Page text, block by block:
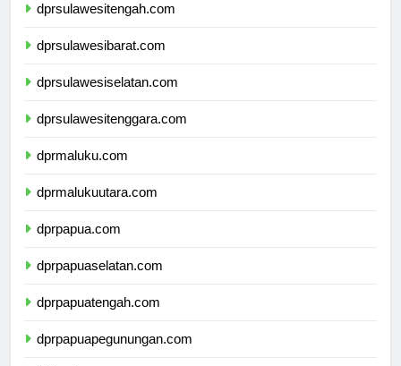
dprsulawesitengah.com
dprsulawesibarat.com
dprsulawesiselatan.com
dprsulawesitenggara.com
dprmaluku.com
dprmalukuutara.com
dprpapua.com
dprpapuaselatan.com
dprpapuatengah.com
dprpapuapegunungan.com